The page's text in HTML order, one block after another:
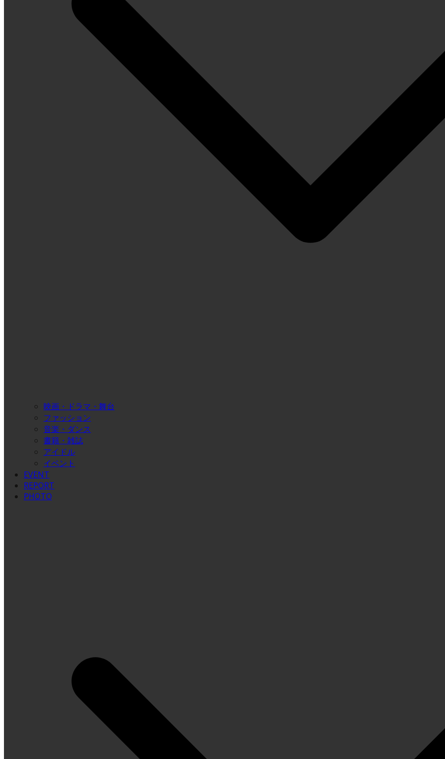
映画・ドラマ・舞台
ファッション
音楽・ダンス
書籍・雑誌
アイドル
イベント
EVENT
REPORT
PHOTO